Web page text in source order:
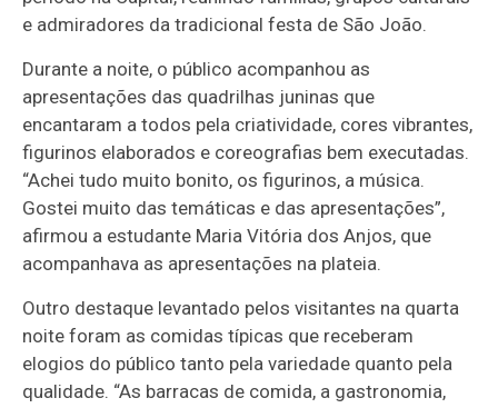
e admiradores da tradicional festa de São João.
Durante a noite, o público acompanhou as
apresentações das quadrilhas juninas que
encantaram a todos pela criatividade, cores vibrantes,
figurinos elaborados e coreografias bem executadas.
“Achei tudo muito bonito, os figurinos, a música.
Gostei muito das temáticas e das apresentações”,
afirmou a estudante Maria Vitória dos Anjos, que
acompanhava as apresentações na plateia.
Outro destaque levantado pelos visitantes na quarta
noite foram as comidas típicas que receberam
elogios do público tanto pela variedade quanto pela
qualidade. “As barracas de comida, a gastronomia,